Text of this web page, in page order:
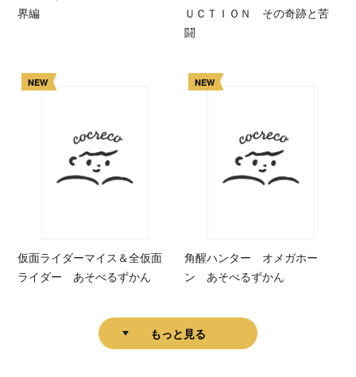
界編
ＵＣＴＩＯＮ その奇跡と苦
闘
NEW
仮面ライダーマイス＆全仮面
ライダー あそべるずかん
NEW
角醒ハンター オメガホー
ン あそべるずかん
もっと見る